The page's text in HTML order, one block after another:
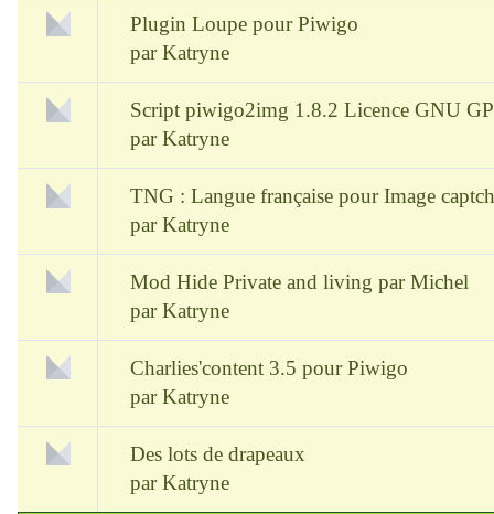
Plugin Loupe pour Piwigo
parKatryne
Script piwigo2img 1.8.2 Licence GNU
parKatryne
TNG : Langue française pour Image
parKatryne
Mod Hide Private and living par Michel
parKatryne
Charlies'content 3.5 pour Piwigo
parKatryne
Des lots de drapeaux
parKatryne